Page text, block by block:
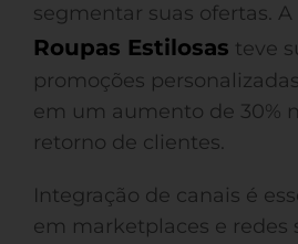
segmentar suas ofertas. A
Roupas Estilosas teve
promoções
em um aumento de 30%
retorno de clientes.
Integração de canais é
em marketplaces e redes